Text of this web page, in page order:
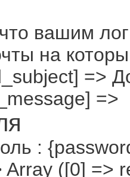
вашим
на
=>
=>
:
([0] =>